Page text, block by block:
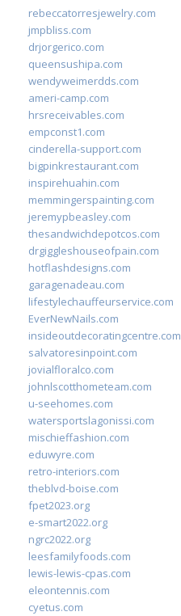
rebeccatorresjewelry.com
jmpbliss.com
drjorgerico.com
queensushipa.com
wendyweimerdds.com
ameri-camp.com
hrsreceivables.com
empconst1.com
cinderella-support.com
bigpinkrestaurant.com
inspirehuahin.com
memmingerspainting.com
jeremypbeasley.com
thesandwichdepotcos.com
drgiggleshouseofpain.com
hotflashdesigns.com
garagenadeau.com
lifestylechauffeurservice.com
EverNewNails.com
insideoutdecoratingcentre.com
salvatoresinpoint.com
jovialfloralco.com
johnlscotthometeam.com
u-seehomes.com
watersportslagonissi.com
mischieffashion.com
eduwyre.com
retro-interiors.com
theblvd-boise.com
fpet2023.org
e-smart2022.org
ngrc2022.org
leesfamilyfoods.com
lewis-lewis-cpas.com
eleontennis.com
cyetus.com